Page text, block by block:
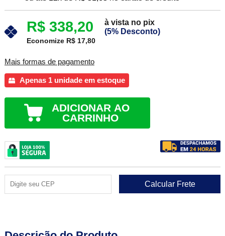
R$ 338,20
à vista no pix
(5% Desconto)
Economize R$ 17,80
Mais formas de pagamento
Apenas 1 unidade em estoque
ADICIONAR AO
CARRINHO